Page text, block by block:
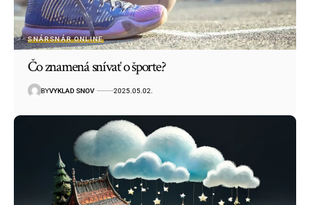
SNÁRSNÁR ONLINE
Čo znamená snívať o športe?
BYVYKLAD SNOV 2025.05.02.